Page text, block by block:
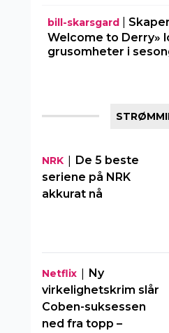
bill-skarsgard|
Welcome to Derry»
grusomheter i
NRK| De 5 beste
seriene på NRK
akkurat nå
Netflix| Ny
virkelighetskrim slår
Coben-suksessen
ned fra topp –